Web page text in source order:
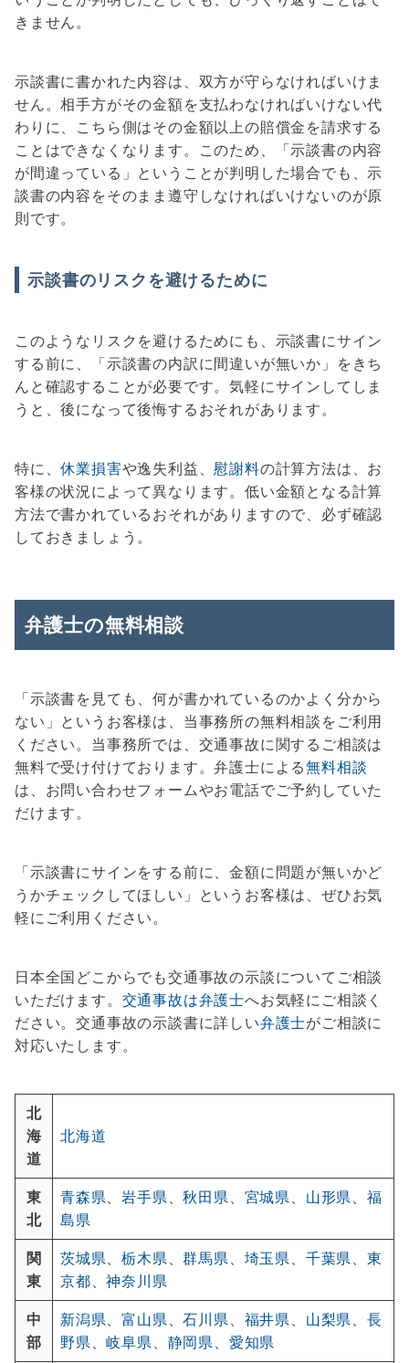
きません。
示談書に書かれた内容は、双方が守らなければいけま
せん。相手方がその金額を支払わなければいけない代
わりに、こちら側はその金額以上の賠償金を請求する
ことはできなくなります。このため、「示談書の内容
が間違っている」ということが判明した場合でも、示
談書の内容をそのまま遵守しなければいけないのが原
則です。
示談書のリスクを避けるために
このようなリスクを避けるためにも、示談書にサイン
する前に、「示談書の内訳に間違いが無いか」をきち
んと確認することが必要です。気軽にサインしてしま
うと、後になって後悔するおそれがあります。
特に、休業損害や逸失利益、慰謝料の計算方法は、お
客様の状況によって異なります。低い金額となる計算
方法で書かれているおそれがありますので、必ず確認
しておきましょう。
弁護士の無料相談
「示談書を見ても、何が書かれているのかよく分から
ない」というお客様は、当事務所の無料相談をご利用
ください。当事務所では、交通事故に関するご相談は
無料で受け付けております。弁護士による無料相談
は、お問い合わせフォームやお電話でご予約していた
だけます。
「示談書にサインをする前に、金額に問題が無いかど
うかチェックしてほしい」というお客様は、ぜひお気
軽にご利用ください。
日本全国どこからでも交通事故の示談についてご相談
いただけます。 交通事故は弁護士へお気軽にご相談く
ださい。交通事故の示談書に詳しい弁護士がご相談に
対応いたします。
北
海
道
北海道
東
北
青森県 、岩手県 、秋田県 宮城県 山形県 、福
島県
関
東
茨城県 、栃木県 、群馬県 埼玉県 千葉県 、東
京都 、神奈川県
中
部
新潟県 、富山県 、石川県 福井県 山梨県 、長
野県 、岐阜県 静岡県 愛知県